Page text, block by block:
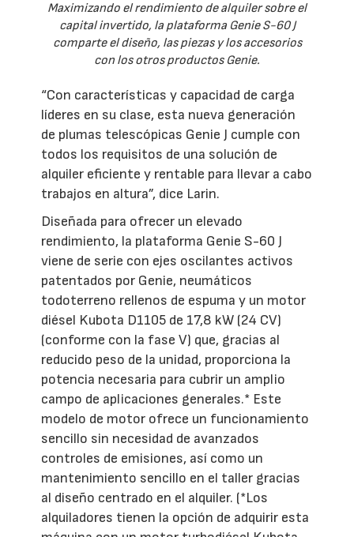
Maximizando el rendimiento de alquiler sobre el
capital invertido, la plataforma Genie S-60 J
comparte el diseño, las piezas y los accesorios
con los otros productos Genie.
“Con características y capacidad de carga
líderes en su clase, esta nueva generación
de plumas telescópicas Genie J cumple con
todos los requisitos de una solución de
alquiler eficiente y rentable para llevar a cabo
trabajos en altura”, dice Larin.
Diseñada para ofrecer un elevado
rendimiento, la plataforma Genie S-60 J
viene de serie con ejes oscilantes activos
patentados por Genie, neumáticos
todoterreno rellenos de espuma y un motor
diésel Kubota D1105 de 17,8 kW (24 CV)
(conforme con la fase V) que, gracias al
reducido peso de la unidad, proporciona la
potencia necesaria para cubrir un amplio
campo de aplicaciones generales.* Este
modelo de motor ofrece un funcionamiento
sencillo sin necesidad de avanzados
controles de emisiones, así como un
mantenimiento sencillo en el taller gracias
al diseño centrado en el alquiler. (*Los
alquiladores tienen la opción de adquirir esta